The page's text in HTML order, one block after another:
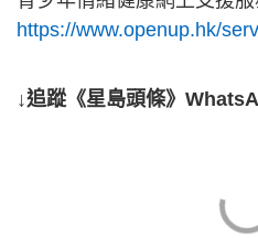
https://www.openup.hk/
↓追蹤《星島頭條》